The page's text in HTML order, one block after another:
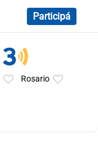
Participá
Rosario